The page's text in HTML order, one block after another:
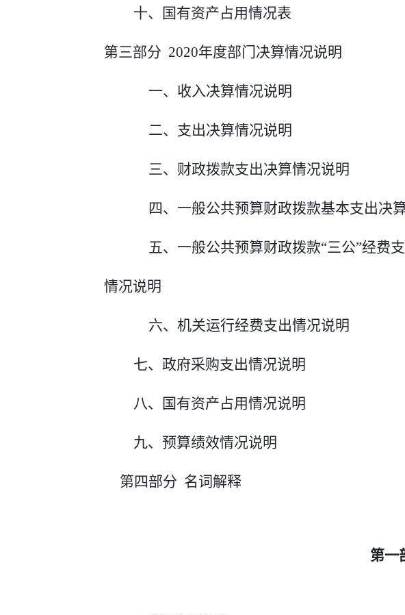
十、国有资产占用情况表
第三部分 2020年度部门决算情况说明
一、收入决算情况说明
二、支出决算情况说明
三、财政拨款支出决算情况说明
四、一般公共预算财政拨款基本支出决
五、一般公共预算财政拨款“三公”经费
情况说明
六、机关运行经费支出情况说明
七、政府采购支出情况说明
八、国有资产占用情况说明
九、预算绩效情况说明
第四部分 名词解释
第一